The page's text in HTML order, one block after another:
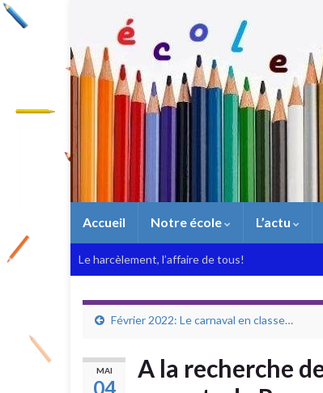
Accueil Notre école L’actu
Le harcèlement, l’affaire de tous!
Février 2022: Le carnaval en classe…
MAI
04
A la recherche